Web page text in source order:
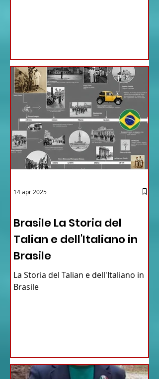
Brasile La Storia del
Talian e dell'Italiano in
Brasile
La Storia del Talian e dell'Italiano in
Brasile
14 apr 2025